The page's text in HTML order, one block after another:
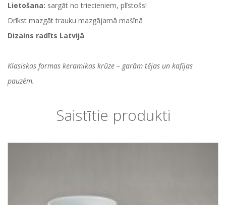
Lietošana: sargāt no triecieniem, plīstošs!
Drīkst mazgāt trauku mazgājamā mašīnā
Dizains radīts Latvijā
Klasiskas formas keramikas krūze – garām tējas un kafijas
pauzēm.
Saistītie produkti